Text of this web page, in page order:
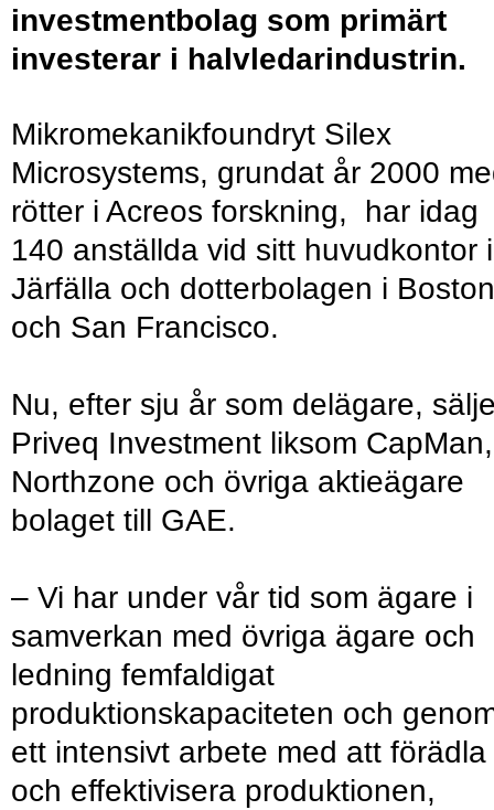
investmentbolag som primärt
investerar i halvledarindustrin.
Mikromekanikfoundryt Silex
Microsystems, grundat år 2000
rötter i Acreos forskning, har idag
140 anställda vid sitt huvudkontor i
Järfälla och dotterbolagen i Boston
och San Francisco.
Nu, efter sju år som delägare,
Priveq Investment liksom CapMan,
Northzone och övriga aktieägare
bolaget till GAE.
– Vi har under vår tid som ägare i
samverkan med övriga ägare och
ledning femfaldigat
produktionskapaciteten och
ett intensivt arbete med att förädla
och effektivisera produktionen,